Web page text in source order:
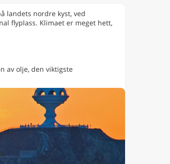
landets nordre kyst, ved
flyplass. Klimaet er meget hett,
av olje, den viktigste